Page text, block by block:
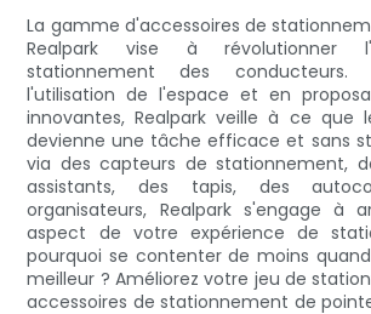
La gamme d'accessoires de
Realpark vise à révolutionner
stationnement des conducteurs.
l'utilisation de l'espace et en
innovantes, Realpark veille à ce que
devienne une tâche efficace et sans
via des capteurs de stationnement,
assistants, des tapis, des
organisateurs, Realpark s'engage à
aspect de votre expérience de
pourquoi se contenter de moins
meilleur ? Améliorez votre jeu de
accessoires de stationnement de